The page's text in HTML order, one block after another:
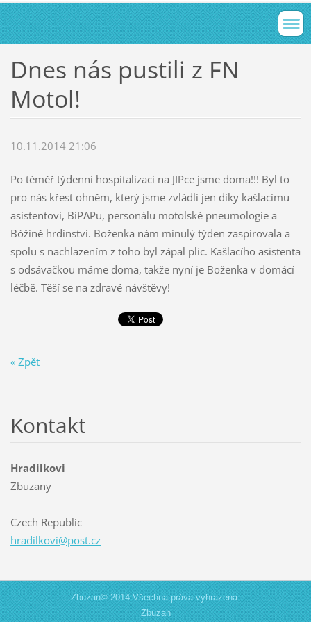
Dnes nás pustili z FN
Motol!
10.11.2014 21:06
Po téměř týdenní hospitalizaci na JIPce jsme doma!!! Byl to
pro nás křest ohněm, který jsme zvládli jen díky kašlacímu
asistentovi, BiPAPu, personálu motolské pneumologie a
Bóžině hrdinství. Boženka nám minulý týden zaspirovala a
spolu s nachlazením z toho byl zápal plic. Kašlacího asistenta
s odsávačkou máme doma, takže nyní je Boženka v domácí
léčbě. Těší se na zdravé návštěvy!
« Zpět
Kontakt
Hradilkovi
Zbuzany
Czech Republic
hradilkovi@post.cz
Zbuzan© 2014 Všechna práva vyhrazena.
Zbuzan